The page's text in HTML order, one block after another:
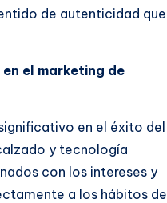
de autenticidad que
el marketing de
en el éxito del
y tecnología
con los intereses y
a los hábitos de